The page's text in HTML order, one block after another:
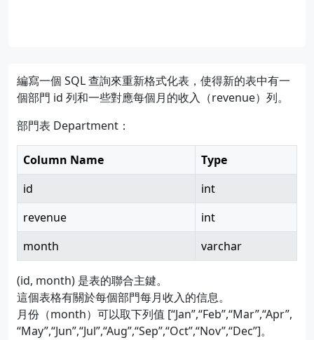
編寫一個 SQL 查詢來重新格式化表，使得新的表中有一
個部門 id 列和一些對應每個月的收入（revenue）列。
部門表 Department：
Column Name
Type
id
int
revenue
int
month
varchar
(id, month) 是表的聯合主鍵。
這個表格有關於每個部門每月收入的信息。
月份（month）可以取下列值 [“Jan”,“Feb”,“Mar”,“Apr”,
“May”,“Jun”,“Jul”,“Aug”,“Sep”,“Oct”,“Nov”,“Dec”]。